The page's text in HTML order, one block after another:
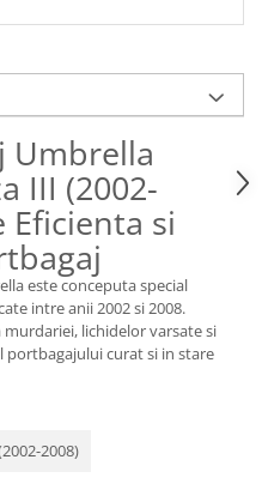
Umbrella
III (2002-
Eficienta si
este conceputa special
intre anii 2002 si 2008.
lichidelor varsate si
curat si in stare
2008)